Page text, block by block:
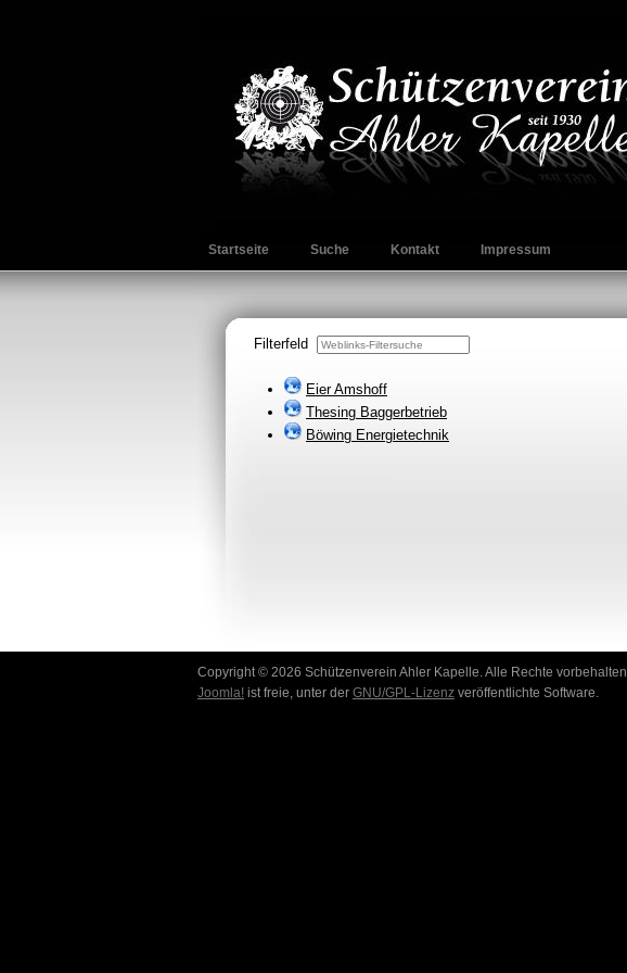
Startseite Suche Kontakt Impressum
Filterfeld
Eier Amshoff
Thesing Baggerbetrieb
Böwing Energietechnik
Copyright © 2026 Schützenverein Ahler Kapelle. Alle Rechte vorbehalten.
Joomla! ist freie, unter der GNU/GPL-Lizenz veröffentlichte Software.